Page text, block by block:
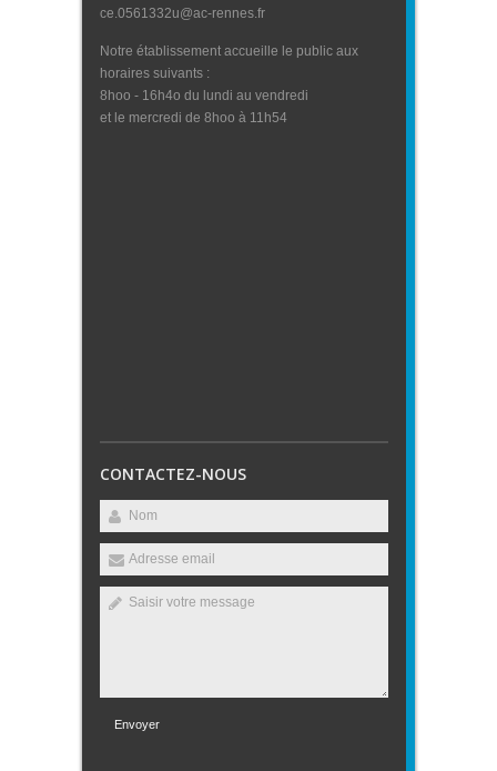
ce.0561332u@ac-rennes.fr
Notre établissement accueille le public aux
horaires suivants :
8hoo - 16h4o du lundi au vendredi
et le mercredi de 8hoo à 11h54
CONTACTEZ-NOUS
Envoyer